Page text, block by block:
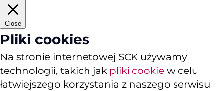
Close
Pliki cookies
Na stronie internetowej SCK używamy
technologii, takich jak pliki cookie w celu
łatwiejszego korzystania z naszego serwisu